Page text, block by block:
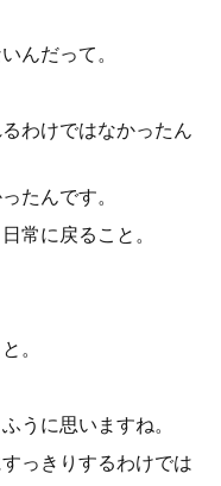
んだって。
わけではなかったん
たんです。
常に戻ること。
。
うに思いますね。
っきりするわけでは